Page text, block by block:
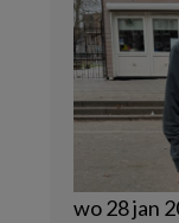
wo 28 jan